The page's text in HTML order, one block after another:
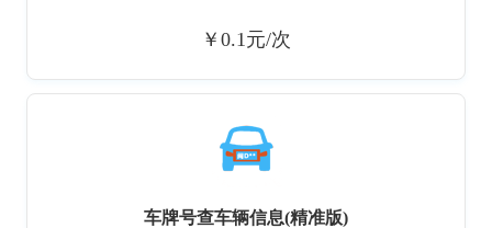
￥0.1元/次
车牌号查车辆信息(精准版)